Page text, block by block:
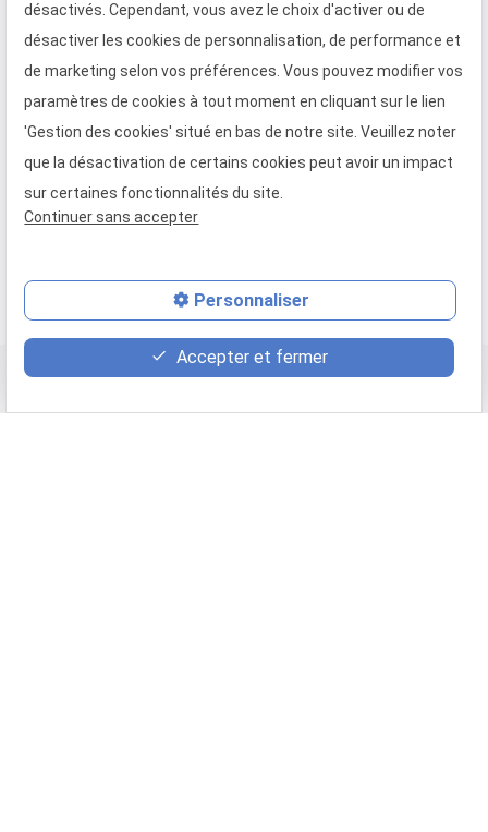
Professionnalisme et expérience
Parce que nos professionnels disposent d’une
solide expérience en gestion de la paie et des
ressources humaines, ils sont à même de vous
conseiller pour toutes les problématiques qui s’y
rapportent. Accordez-leur votre confiance pour
vous transmettre leurs meilleures
désactivés. Cependant, vous avez le choix d'activer ou de
désactiver les cookies de personnalisation, de performance et
de marketing selon vos préférences. Vous pouvez modifier vos
paramètres de cookies à tout moment en cliquant sur le lien
'Gestion des cookies' situé en bas de notre site. Veuillez noter
que la désactivation de certains cookies peut avoir un impact
sur certaines fonctionnalités du site.
Continuer sans accepter
Personnaliser
Accepter et fermer